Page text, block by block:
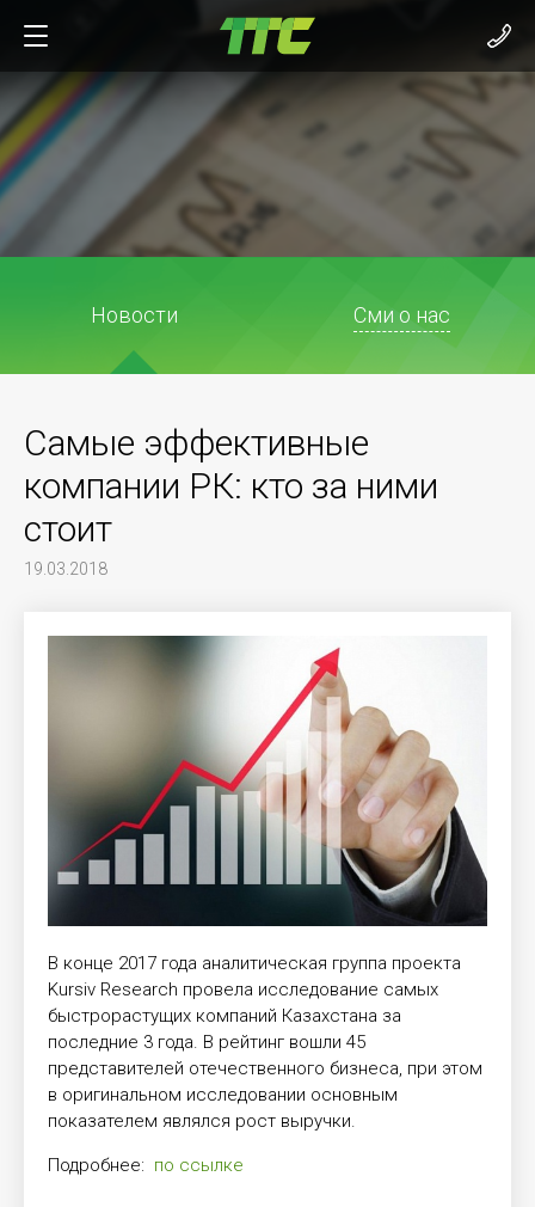
Новости Сми о нас
Самые эффективные
компании РК: кто за ними
стоит
19.03.2018
В конце 2017 года аналитическая группа проекта
Kursiv Research провела исследование самых
быстрорастущих компаний Казахстана за
последние 3 года. В рейтинг вошли 45
представителей отечественного бизнеса, при этом
в оригинальном исследовании основным
показателем являлся рост выручки.
Подробнее: по ссылке